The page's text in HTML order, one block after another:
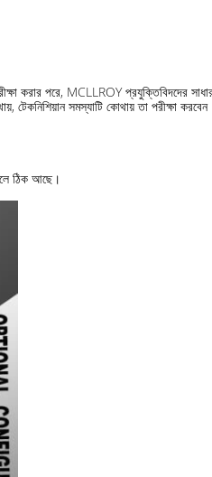
করার পরে, MCLLROY প্রযুক্তিবিদদের
টেকনিশিয়ান সমস্যাটি কোথায় তা পরীক্ষা
ঠিক আছে।